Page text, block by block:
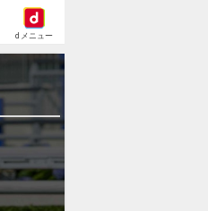
dメニュー